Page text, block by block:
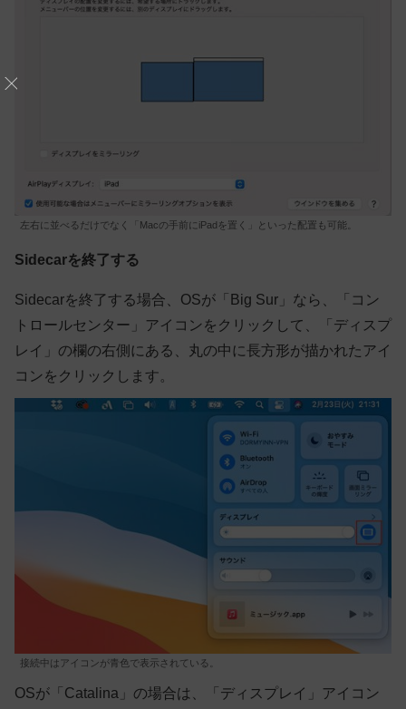
左右に並べるだけでなく「Macの手前にiPadを置く」といった配置も可能。
Sidecarを終了する
Sidecarを終了する場合、OSが「Big Sur」なら、「コン
トロールセンター」アイコンをクリックして、「ディスプ
レイ」の欄の右側にある、丸の中に長方形が描かれたアイ
コンをクリックします。
接続中はアイコンが青色で表示されている。
OSが「Catalina」の場合は、「ディスプレイ」アイコン